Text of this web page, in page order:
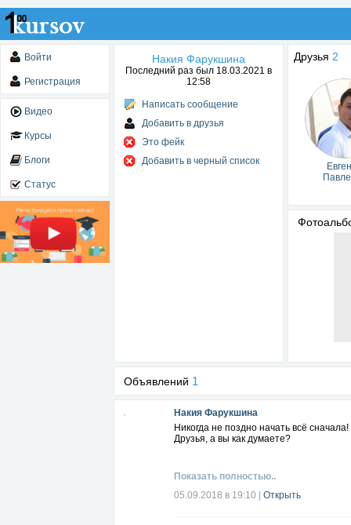
Войти
Регистрация
Видео
Курсы
Блоги
Статус
Накия Фарукшина
Последний раз был 18.03.2021 в
12:58
Написать сообщение
Добавить в друзья
Это фейк
Добавить в черный список
Друзья 2
Объявлений 1
Накия Фарукшина
Никогда не поздно начать всё сначала!
Друзья, а вы как думаете?
Показать полностью..
05.09.2018 в 19:10
Открыть